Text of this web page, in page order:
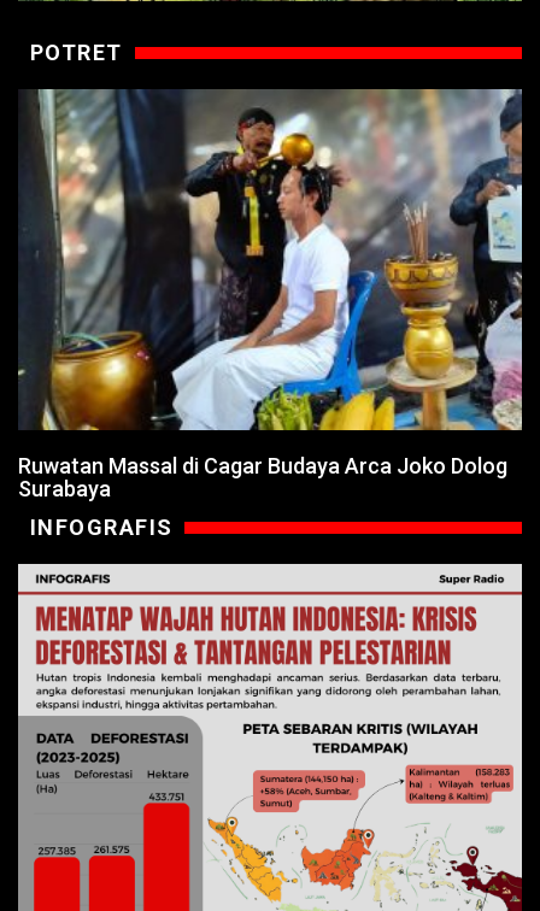
POTRET
Ruwatan Massal di Cagar Budaya Arca Joko Dolog
Surabaya
INFOGRAFIS